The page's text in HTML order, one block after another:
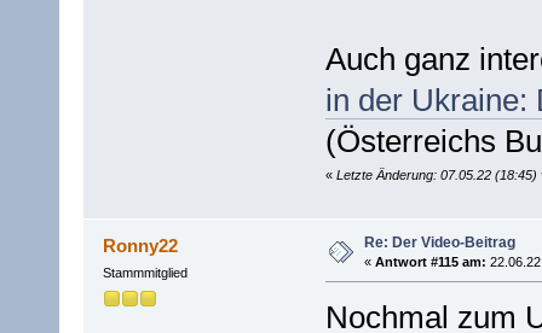
Auch ganz
in der Ukraine:
(Österreichs
« Letzte Änderung: 07.05.22 (18:45)
Ronny22
Stammmitglied
Re: Der Video-Beitrag
« Antwort #115 am:
Nochmal zum